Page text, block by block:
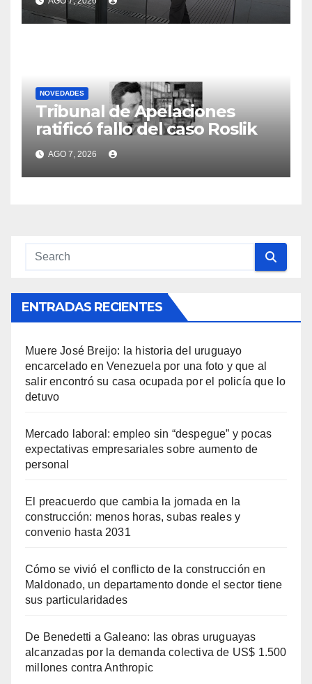
soldados
NOVEDADES
Tribunal de Apelaciones
ratificó fallo del caso Roslik
AGO 7, 2026
ENTRADAS RECIENTES
Muere José Breijo: la historia del uruguayo
encarcelado en Venezuela por una foto y que al
salir encontró su casa ocupada por el policía que lo
detuvo
Mercado laboral: empleo sin “despegue” y pocas
expectativas empresariales sobre aumento de
personal
El preacuerdo que cambia la jornada en la
construcción: menos horas, subas reales y
convenio hasta 2031
Cómo se vivió el conflicto de la construcción en
Maldonado, un departamento donde el sector tiene
sus particularidades
De Benedetti a Galeano: las obras uruguayas
alcanzadas por la demanda colectiva de US$ 1.500
millones contra Anthropic